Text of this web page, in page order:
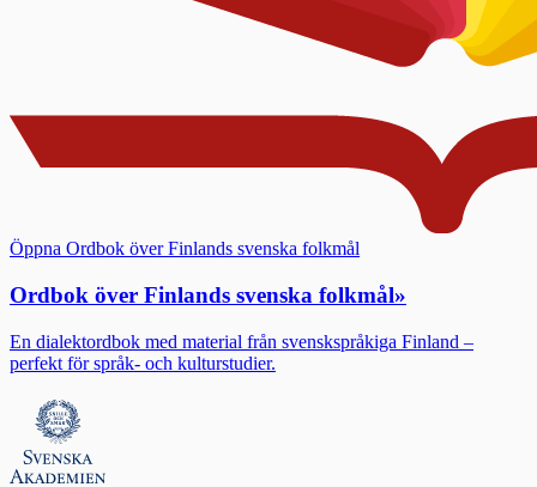
Öppna Ordbok över Finlands svenska folkmål
Ordbok över Finlands svenska folkmål»
En dialektordbok med material från svenskspråkiga Finland –
perfekt för språk- och kulturstudier.